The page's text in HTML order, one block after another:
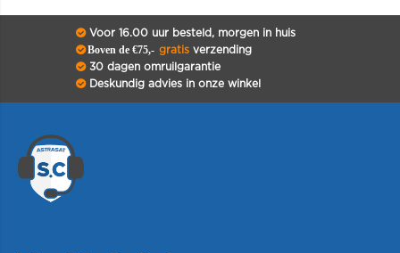
Voor 16.00 uur besteld, morgen in huis
Boven de €75,- gratisverzending
30 dagen omruilgarantie
Deskundig advies in onze winkel